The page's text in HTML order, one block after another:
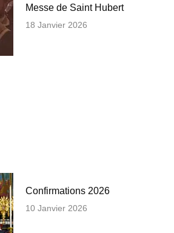
Messe de Saint Hubert
18 Janvier 2026
Confirmations 2026
10 Janvier 2026